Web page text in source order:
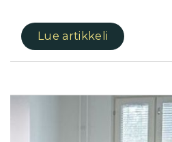
Lue artikkeli